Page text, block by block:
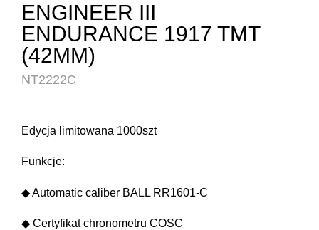
ENGINEER III
ENDURANCE 1917 TMT
(42MM)
NT2222C
Edycja limitowana 1000szt
Funkcje:
◆ Automatic caliber BALL RR1601-C
◆ Certyfikat chronometru COSC